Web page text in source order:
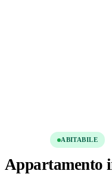
ABITABILE
Appartamento